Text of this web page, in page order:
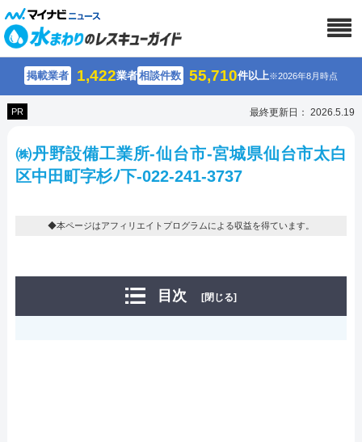
掲載業者 1,422業者相談件数 55,710件以上※2026年8月時点
PR 最終更新日： 2026.5.19
㈱丹野設備工業所-仙台市-宮城県仙台市太白
区中田町字杉ﾉ下-022-241-3737
◆本ページはアフィリエイトプログラムによる収益を得ています。
目次 [閉じる]